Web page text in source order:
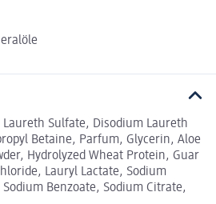
Laureth Sulfate, Disodium Laureth
Betaine, Parfum, Glycerin, Aloe
Hydrolyzed Wheat Protein, Guar
Lauryl Lactate, Sodium
Benzoate, Sodium Citrate,